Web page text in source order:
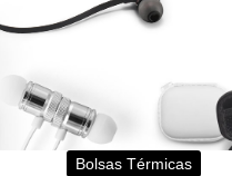
Bolsas Térmicas